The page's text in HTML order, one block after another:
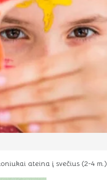
ateina į svečius (2-4 m.)